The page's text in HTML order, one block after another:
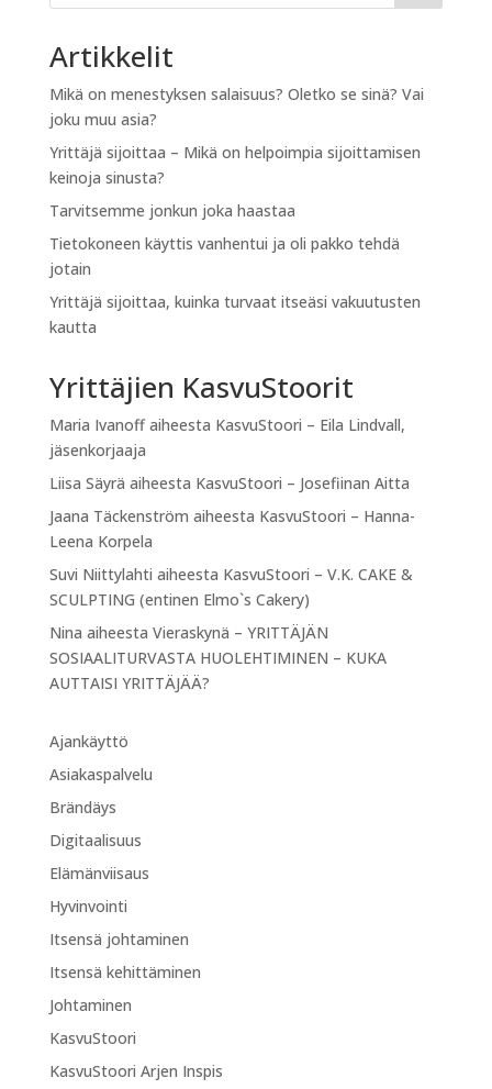
Artikkelit
Mikä on menestyksen salaisuus? Oletko se sinä? Vai
joku muu asia?
Yrittäjä sijoittaa – Mikä on helpoimpia sijoittamisen
keinoja sinusta?
Tarvitsemme jonkun joka haastaa
Tietokoneen käyttis vanhentui ja oli pakko tehdä
jotain
Yrittäjä sijoittaa, kuinka turvaat itseäsi vakuutusten
kautta
Yrittäjien KasvuStoorit
Maria Ivanoffaiheesta KasvuStoori – Eila Lindvall,
jäsenkorjaaja
Liisa Säyrä aiheesta KasvuStoori – Josefiinan Aitta
Jaana Täckenström aiheesta KasvuStoori – Hanna-
Leena Korpela
Suvi Niittylahti aiheesta KasvuStoori – V.K. CAKE &
SCULPTING (entinen Elmo`s Cakery)
Nina aiheesta Vieraskynä – YRITTÄJÄN
SOSIAALITURVASTA HUOLEHTIMINEN – KUKA
AUTTAISI YRITTÄJÄÄ?
Ajankäyttö
Asiakaspalvelu
Brändäys
Digitaalisuus
Elämänviisaus
Hyvinvointi
Itsensä johtaminen
Itsensä kehittäminen
Johtaminen
KasvuStoori
KasvuStoori Arjen Inspis